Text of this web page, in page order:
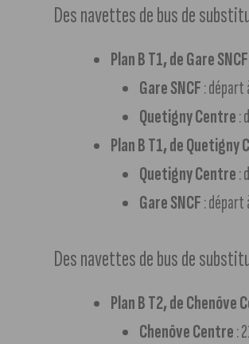
Des navettes de bus de
Plan B T1, de Gare
Gare SNCF: départ
Quetigny Centre:
Plan B T1, de Quetigny
Quetigny Centre:
Gare SNCF: départ
Des navettes de bus de
Plan B T2, de Chenôve
Chenôve Centre: